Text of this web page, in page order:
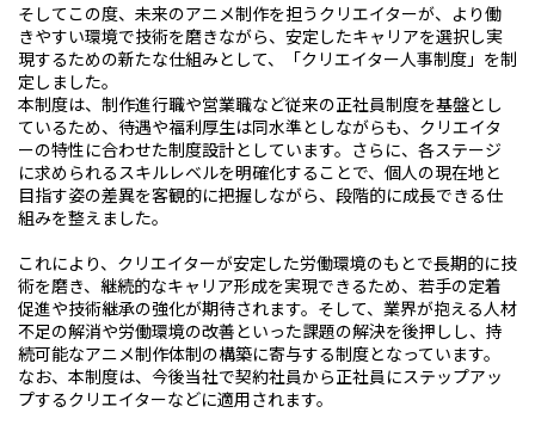
そしてこの度、未来のアニメ制作を担うクリエイターが、より働
きやすい環境で技術を磨きながら、安定したキャリアを選択し実
現するための新たな仕組みとして、「クリエイター人事制度」を制
定しました。
本制度は、制作進行職や営業職など従来の正社員制度を基盤とし
ているため、待遇や福利厚生は同水準としながらも、クリエイタ
ーの特性に合わせた制度設計としています。さらに、各ステージ
に求められるスキルレベルを明確化することで、個人の現在地と
目指す姿の差異を客観的に把握しながら、段階的に成長できる仕
組みを整えました。
これにより、クリエイターが安定した労働環境のもとで長期的に技
術を磨き、継続的なキャリア形成を実現できるため、若手の定着
促進や技術継承の強化が期待されます。そして、業界が抱える人材
不足の解消や労働環境の改善といった課題の解決を後押しし、持
続可能なアニメ制作体制の構築に寄与する制度となっています。
なお、本制度は、今後当社で契約社員から正社員にステップアッ
プするクリエイターなどに適用されます。